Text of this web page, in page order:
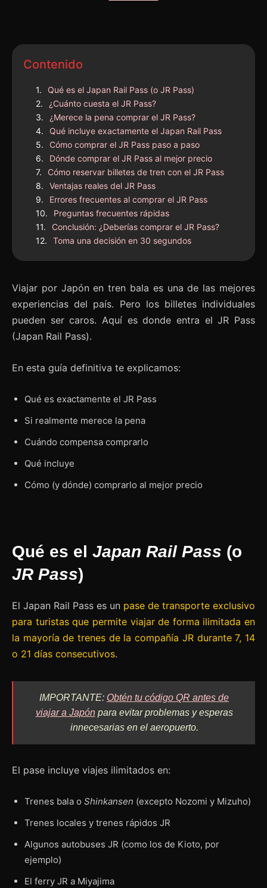
Contenido
Qué es el Japan Rail Pass (o JR Pass)
¿Cuánto cuesta el JR Pass?
¿Merece la pena comprar el JR Pass?
Qué incluye exactamente el Japan Rail Pass
Cómo comprar el JR Pass paso a paso
Dónde comprar el JR Pass al mejor precio
Cómo reservar billetes de tren con el JR Pass
Ventajas reales del JR Pass
Errores frecuentes al comprar el JR Pass
Preguntas frecuentes rápidas
Conclusión: ¿Deberías comprar el JR Pass?
Toma una decisión en 30 segundos
Viajar por Japón en tren bala es una de las mejores
experiencias del país. Pero los billetes individuales
pueden ser caros. Aquí es donde entra el JR Pass
(Japan Rail Pass).
En esta guía definitiva te explicamos:
Qué es exactamente el JR Pass
Si realmente merece la pena
Cuándo compensa comprarlo
Qué incluye
Cómo (y dónde) comprarlo al mejor precio
Qué es el Japan Rail Pass (o
JR Pass)
El Japan Rail Pass es un pase de transporte exclusivo
para turistas que permite viajar de forma ilimitada en
la mayoría de trenes de la compañía JR durante 7, 14
o 21 días consecutivos.
IMPORTANTE: Obtén tu código QR antes de
viajar a Japónpara evitar problemas y esperas
innecesarias en el aeropuerto.
El pase incluye viajes ilimitados en:
Trenes bala o Shinkansen (excepto Nozomi y Mizuho)
Trenes locales y trenes rápidos JR
Algunos autobuses JR (como los de Kioto, por
ejemplo)
El ferry JR a Miyajima